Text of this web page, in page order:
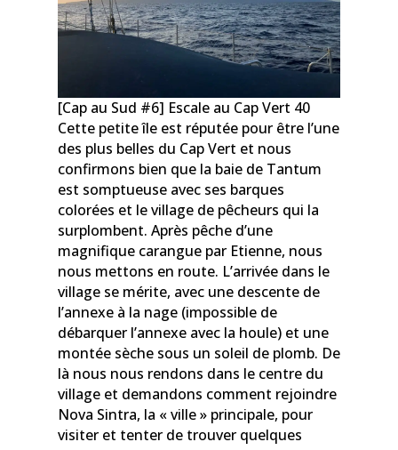
[Cap au Sud #6] Escale au Cap Vert 40
Cette petite île est réputée pour être l’une
des plus belles du Cap Vert et nous
confirmons bien que la baie de Tantum
est somptueuse avec ses barques
colorées et le village de pêcheurs qui la
surplombent. Après pêche d’une
magnifique carangue par Etienne, nous
nous mettons en route. L’arrivée dans le
village se mérite, avec une descente de
l’annexe à la nage (impossible de
débarquer l’annexe avec la houle) et une
montée sèche sous un soleil de plomb. De
là nous nous rendons dans le centre du
village et demandons comment rejoindre
Nova Sintra, la « ville » principale, pour
visiter et tenter de trouver quelques